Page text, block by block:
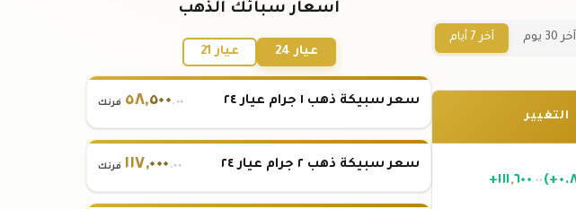
آخر 30 يوم آخر 7 أيام
التغيير
+١١١,٦٠٠ .٠٠
أسعار سبائك الذهب
عيار 24 عيار 21
سعر سبيكة ذهب ١ جرام عيار ٢٤ ٥٨,٥٠٠.٠٠ فرنك
سعر سبيكة ذهب ٢ جرام عيار ٢٤ ١١٧,٠٠٠ .٠٠ فرنك